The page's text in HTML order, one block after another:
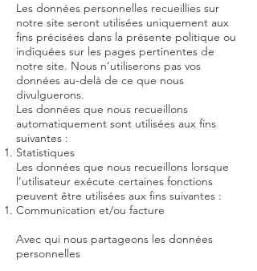
Les données personnelles recueillies sur
notre site seront utilisées uniquement aux
fins précisées dans la présente politique ou
indiquées sur les pages pertinentes de
notre site. Nous n’utiliserons pas vos
données au-delà de ce que nous
divulguerons.
Les données que nous recueillons
automatiquement sont utilisées aux fins
suivantes :
Statistiques
Les données que nous recueillons lorsque
l’utilisateur exécute certaines fonctions
peuvent être utilisées aux fins suivantes :
Communication et/ou facture
Avec qui nous partageons les données
personnelles